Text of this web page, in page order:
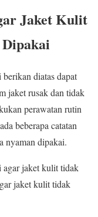
Jaket Kulit
diatas dapat
jaket rusak dan tidak
perawatan rutin
beberapa catatan
nyaman dipakai.
agar jaket kulit tidak
jaket kulit tidak